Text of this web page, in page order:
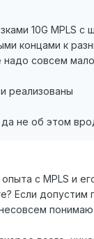
10G MPLS
концами к
надо совсем
реализованы
не об этом
с MPLS и
Если